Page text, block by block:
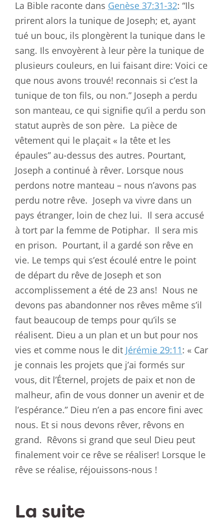
La Bible raconte dans Genèse 37:31-32: “Ils
prirent alors la tunique de Joseph; et, ayant
tué un bouc, ils plongèrent la tunique dans le
sang. Ils envoyèrent à leur père la tunique de
plusieurs couleurs, en lui faisant dire: Voici ce
que nous avons trouvé! reconnais si c’est la
tunique de ton fils, ou non.” Joseph a perdu
son manteau, ce qui signifie qu’il a perdu son
statut auprès de son père. La pièce de
vêtement qui le plaçait « la tête et les
épaules” au-dessus des autres. Pourtant,
Joseph a continué à rêver. Lorsque nous
perdons notre manteau – nous n’avons pas
perdu notre rêve. Joseph va vivre dans un
pays étranger, loin de chez lui. Il sera accusé
à tort par la femme de Potiphar. Il sera mis
en prison. Pourtant, il a gardé son rêve en
vie. Le temps qui s’est écoulé entre le point
de départ du rêve de Joseph et son
accomplissement a été de 23 ans! Nous ne
devons pas abandonner nos rêves même s’il
faut beaucoup de temps pour qu’ils se
réalisent. Dieu a un plan et un but pour nos
vies et comme nous le dit Jérémie 29:11: « Car
je connais les projets que j’ai formés sur
vous, dit l’Éternel, projets de paix et non de
malheur, afin de vous donner un avenir et de
l’espérance.” Dieu n’en a pas encore fini avec
nous. Et si nous devons rêver, rêvons en
grand. Rêvons si grand que seul Dieu peut
finalement voir ce rêve se réaliser! Lorsque le
rêve se réalise, réjouissons-nous !
La suite